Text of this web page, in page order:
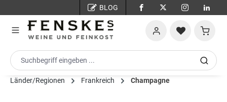
BLOG
Länder/Regionen Frankreich Champagne